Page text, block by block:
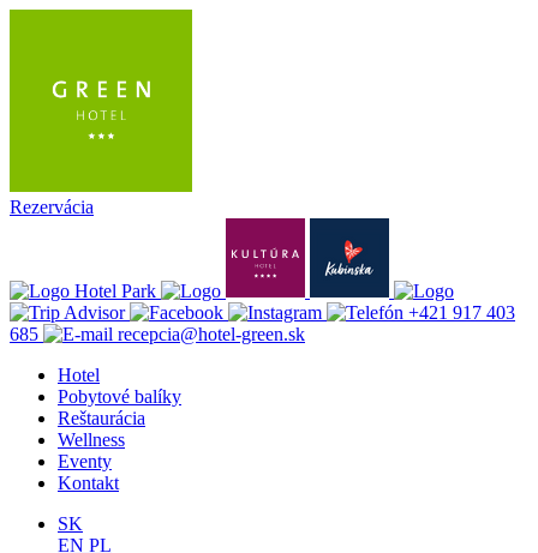
Rezervácia
+421 917 403
685
recepcia@hotel-green.sk
Hotel
Pobytové balíky
Reštaurácia
Wellness
Eventy
Kontakt
SK
EN PL